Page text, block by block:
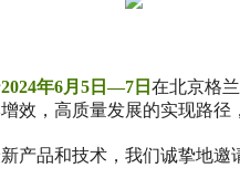
2024年6月5日—7日 在北京格
，高质量发展的实现路
产品和技术，我们诚挚地